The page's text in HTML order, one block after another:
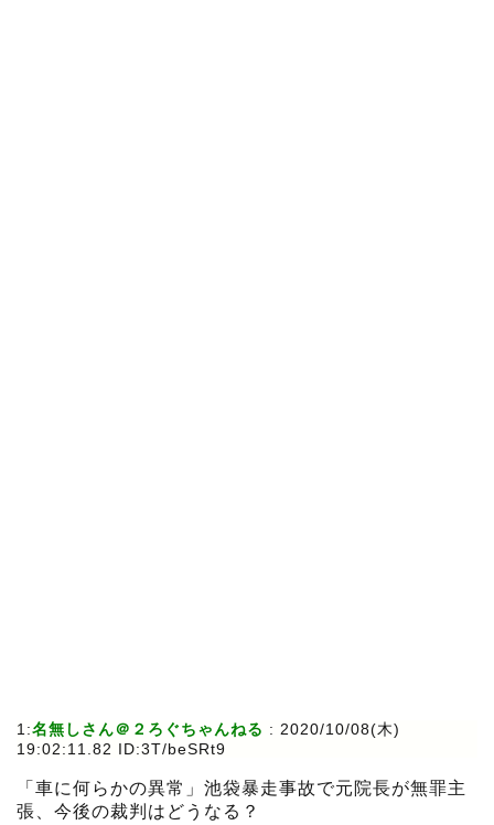
1:名無しさん＠２ろぐちゃんねる : 2020/10/08(木)
19:02:11.82 ID:3T/beSRt9
「車に何らかの異常」池袋暴走事故で元院長が無罪主
張、今後の裁判はどうなる？